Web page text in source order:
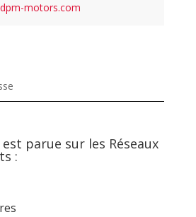
motors.com
parue sur les Réseaux
: